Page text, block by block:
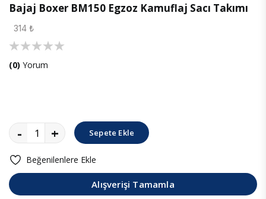
Bajaj Boxer BM150 Egzoz Kamuflaj Sacı Takımı
314 ₺
(0) Yorum
- + Sepete Ekle
Beğenilenlere Ekle
Alışverişi Tamamla